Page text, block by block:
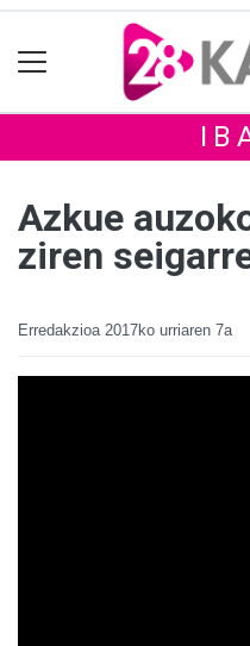
Azkue
ziren
Erredakzioa 2017ko urriaren 7a